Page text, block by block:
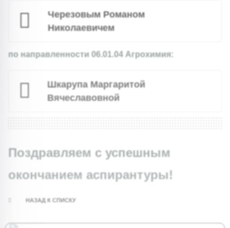
Черезовым Романом
Николаевичем
по направленности 06.01.04 Агрохимия:
Шкарупа Маргаритой
Вячеславовной
Поздравляем с успешным
окончанием аспирантуры!
НАЗАД К СПИСКУ